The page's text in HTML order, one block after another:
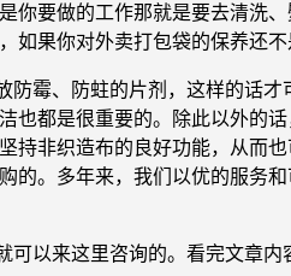
你要做的工作那就是要去清洗
果你对外卖打包袋的保养还
霉、防蛀的片剂，这样的话
也都是很重要的。除此以外的
持非织造布的良好功能，从而
。多年来，我们以优的服务
以来这里咨询的。看完文章